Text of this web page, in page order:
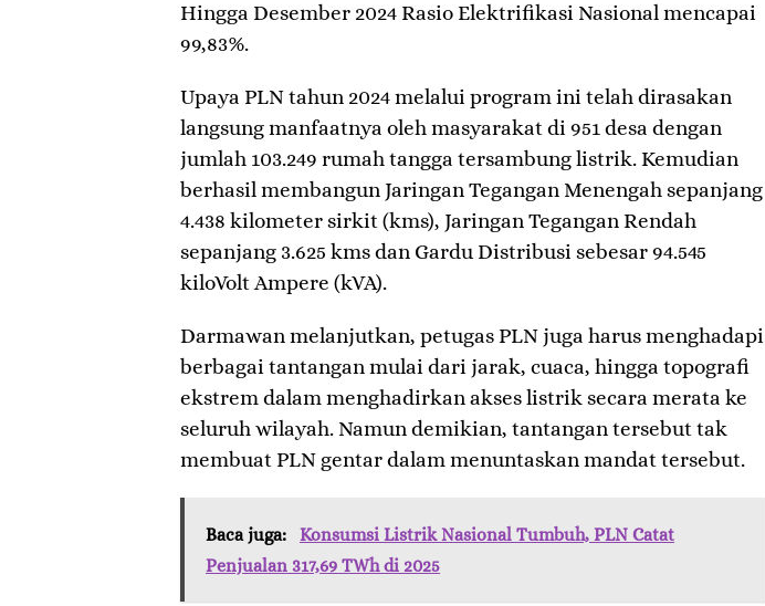
Hingga Desember 2024 Rasio Elektrifikasi Nasional mencapai
99,83%.
Upaya PLN tahun 2024 melalui program ini telah dirasakan
langsung manfaatnya oleh masyarakat di 951 desa dengan
jumlah 103.249 rumah tangga tersambung listrik. Kemudian
berhasil membangun Jaringan Tegangan Menengah sepanjang
4.438 kilometer sirkit (kms), Jaringan Tegangan Rendah
sepanjang 3.625 kms dan Gardu Distribusi sebesar 94.545
kiloVolt Ampere (kVA).
Darmawan melanjutkan, petugas PLN juga harus menghadapi
berbagai tantangan mulai dari jarak, cuaca, hingga topografi
ekstrem dalam menghadirkan akses listrik secara merata ke
seluruh wilayah. Namun demikian, tantangan tersebut tak
membuat PLN gentar dalam menuntaskan mandat tersebut.
Baca juga:
Konsumsi Listrik Nasional Tumbuh, PLN Catat
Penjualan 317,69 TWh di 2025